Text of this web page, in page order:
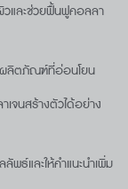
และช่วยฟื้นฟูคอลลา
ผลิตภัณฑ์ที่อ่อนโยน
เจนสร้างตัวได้อย่าง
พธ์และให้คำแนะนำเพิ่ม